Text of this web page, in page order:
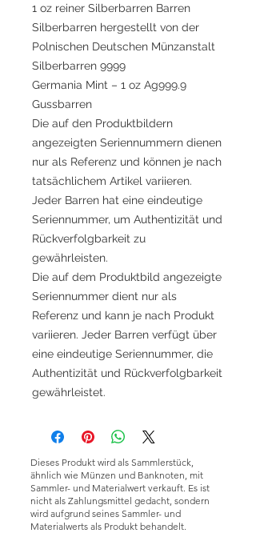
1 oz reiner Silberbarren Barren
Silberbarren hergestellt von der
Polnischen Deutschen Münzanstalt
Silberbarren 9999
Germania Mint – 1 oz Ag999.9
Gussbarren
Die auf den Produktbildern
angezeigten Seriennummern dienen
nur als Referenz und können je nach
tatsächlichem Artikel variieren.
Jeder Barren hat eine eindeutige
Seriennummer, um Authentizität und
Rückverfolgbarkeit zu
gewährleisten.
Die auf dem Produktbild angezeigte
Seriennummer dient nur als
Referenz und kann je nach Produkt
variieren. Jeder Barren verfügt über
eine eindeutige Seriennummer, die
Authentizität und Rückverfolgbarkeit
gewährleistet.
Dieses Produkt wird als Sammlerstück,
ähnlich wie Münzen und Banknoten, mit
Sammler- und Materialwert verkauft. Es ist
nicht als Zahlungsmittel gedacht, sondern
wird aufgrund seines Sammler- und
Materialwerts als Produkt behandelt.